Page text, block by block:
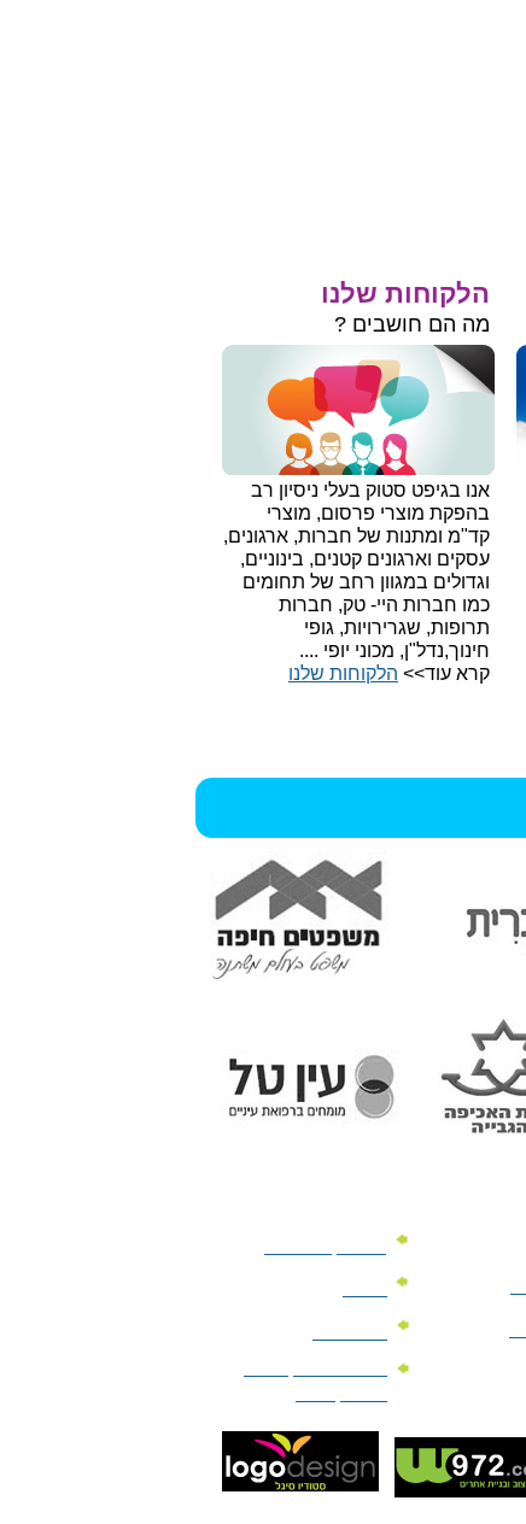
אנו בגיפט סטוק בעלי ניסיון רב
בהפקת מוצרי פרסום, מוצרי
קד"מ ומתנות של חברות, ארגונים,
עסקים וארגונים קטנים, בינוניים,
וגדולים במגוון רחב של תחומים
כמו חברות היי- טק, חברות
תרופות, שגרירויות, גופי
חינוך,נדל"ן, מכוני יופי ....
קרא עוד>> הלקוחות שלנו
הלקוחות שלנו
מה הם חושבים ?